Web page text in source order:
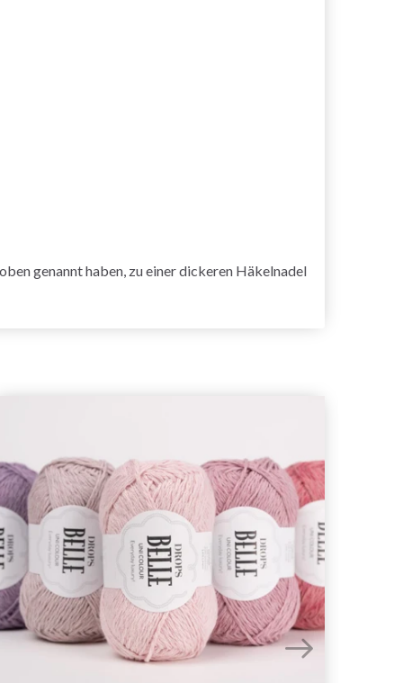
genannt haben, zu einer dickeren Häkelnadel